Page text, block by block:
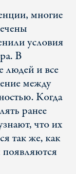
многие
условия
В
людей и все
между
Когда
ранее
что их
так же, как